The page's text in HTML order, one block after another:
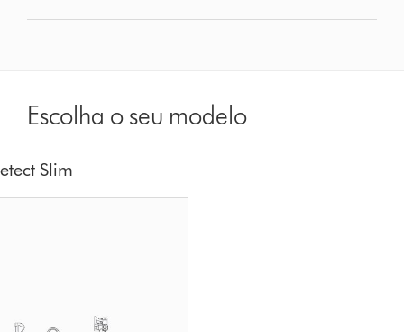
Escolha o seu modelo
Slim